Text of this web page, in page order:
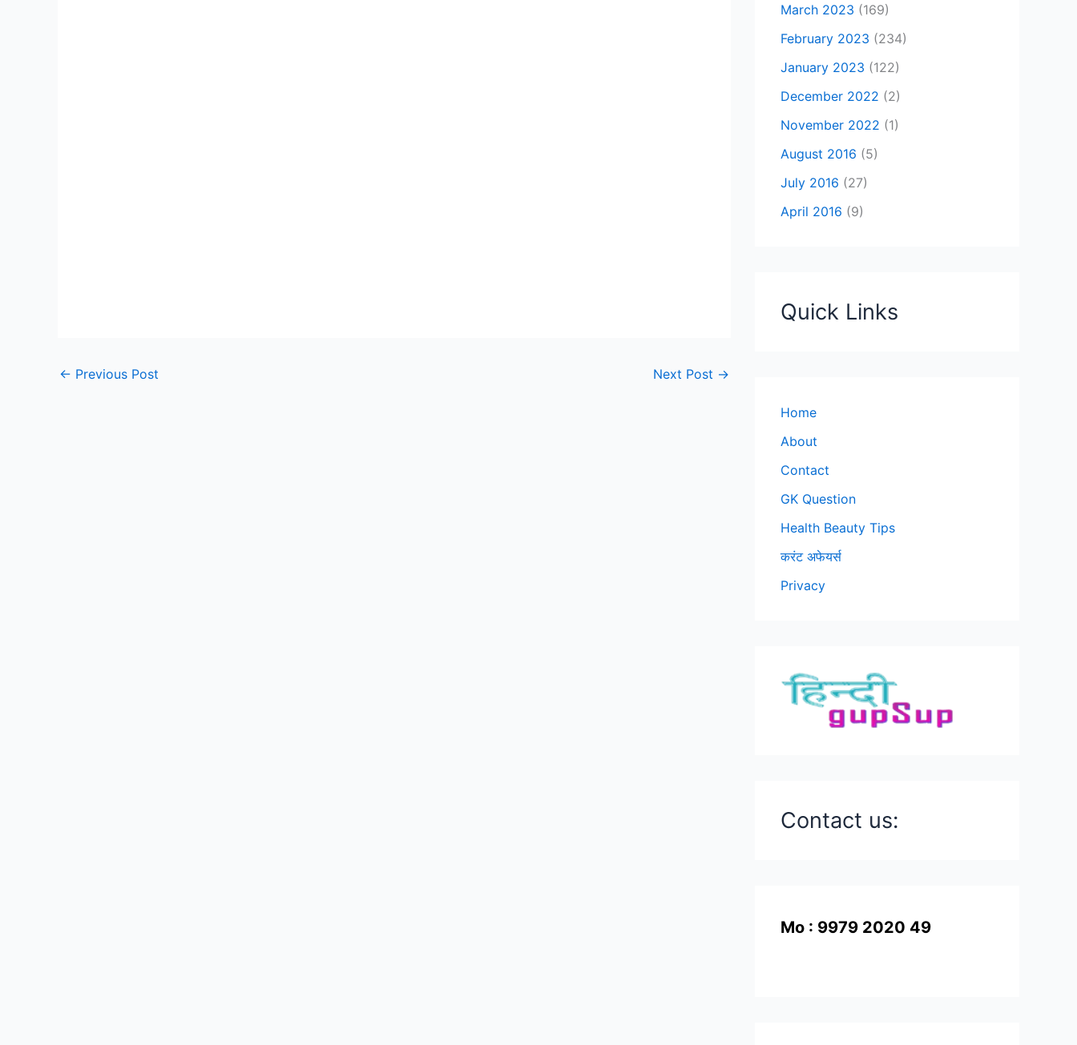
← Previous Post Next Post →
March 2023 (169)
February 2023 (234)
January 2023 (122)
December 2022 (2)
November 2022 (1)
August 2016 (5)
July 2016 (27)
April 2016 (9)
Quick Links
Home
About
Contact
GK Question
Health Beauty Tips
करंट अफेयर्स
Privacy
Contact us:
Mo : 9979 2020 49